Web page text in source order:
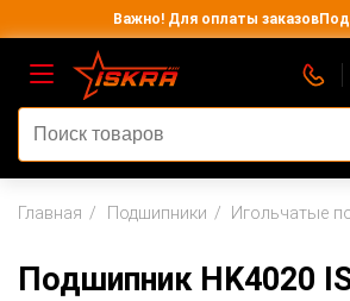
Важно! Для оплаты заказов
Главная Подшипники Игольчатые
Подшипник HK4020